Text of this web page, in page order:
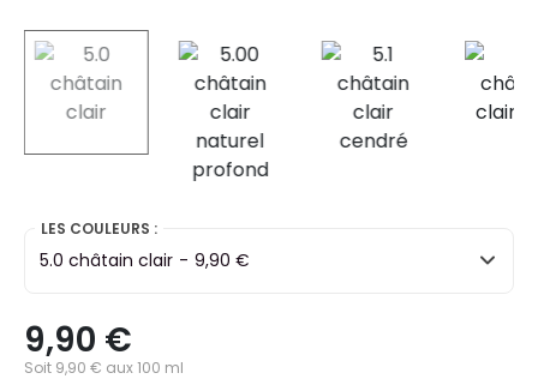
selected
LES COULEURS :
5.0 châtain clair - 9,90 €
9,90 €
Soit 9,90 € aux 100 ml